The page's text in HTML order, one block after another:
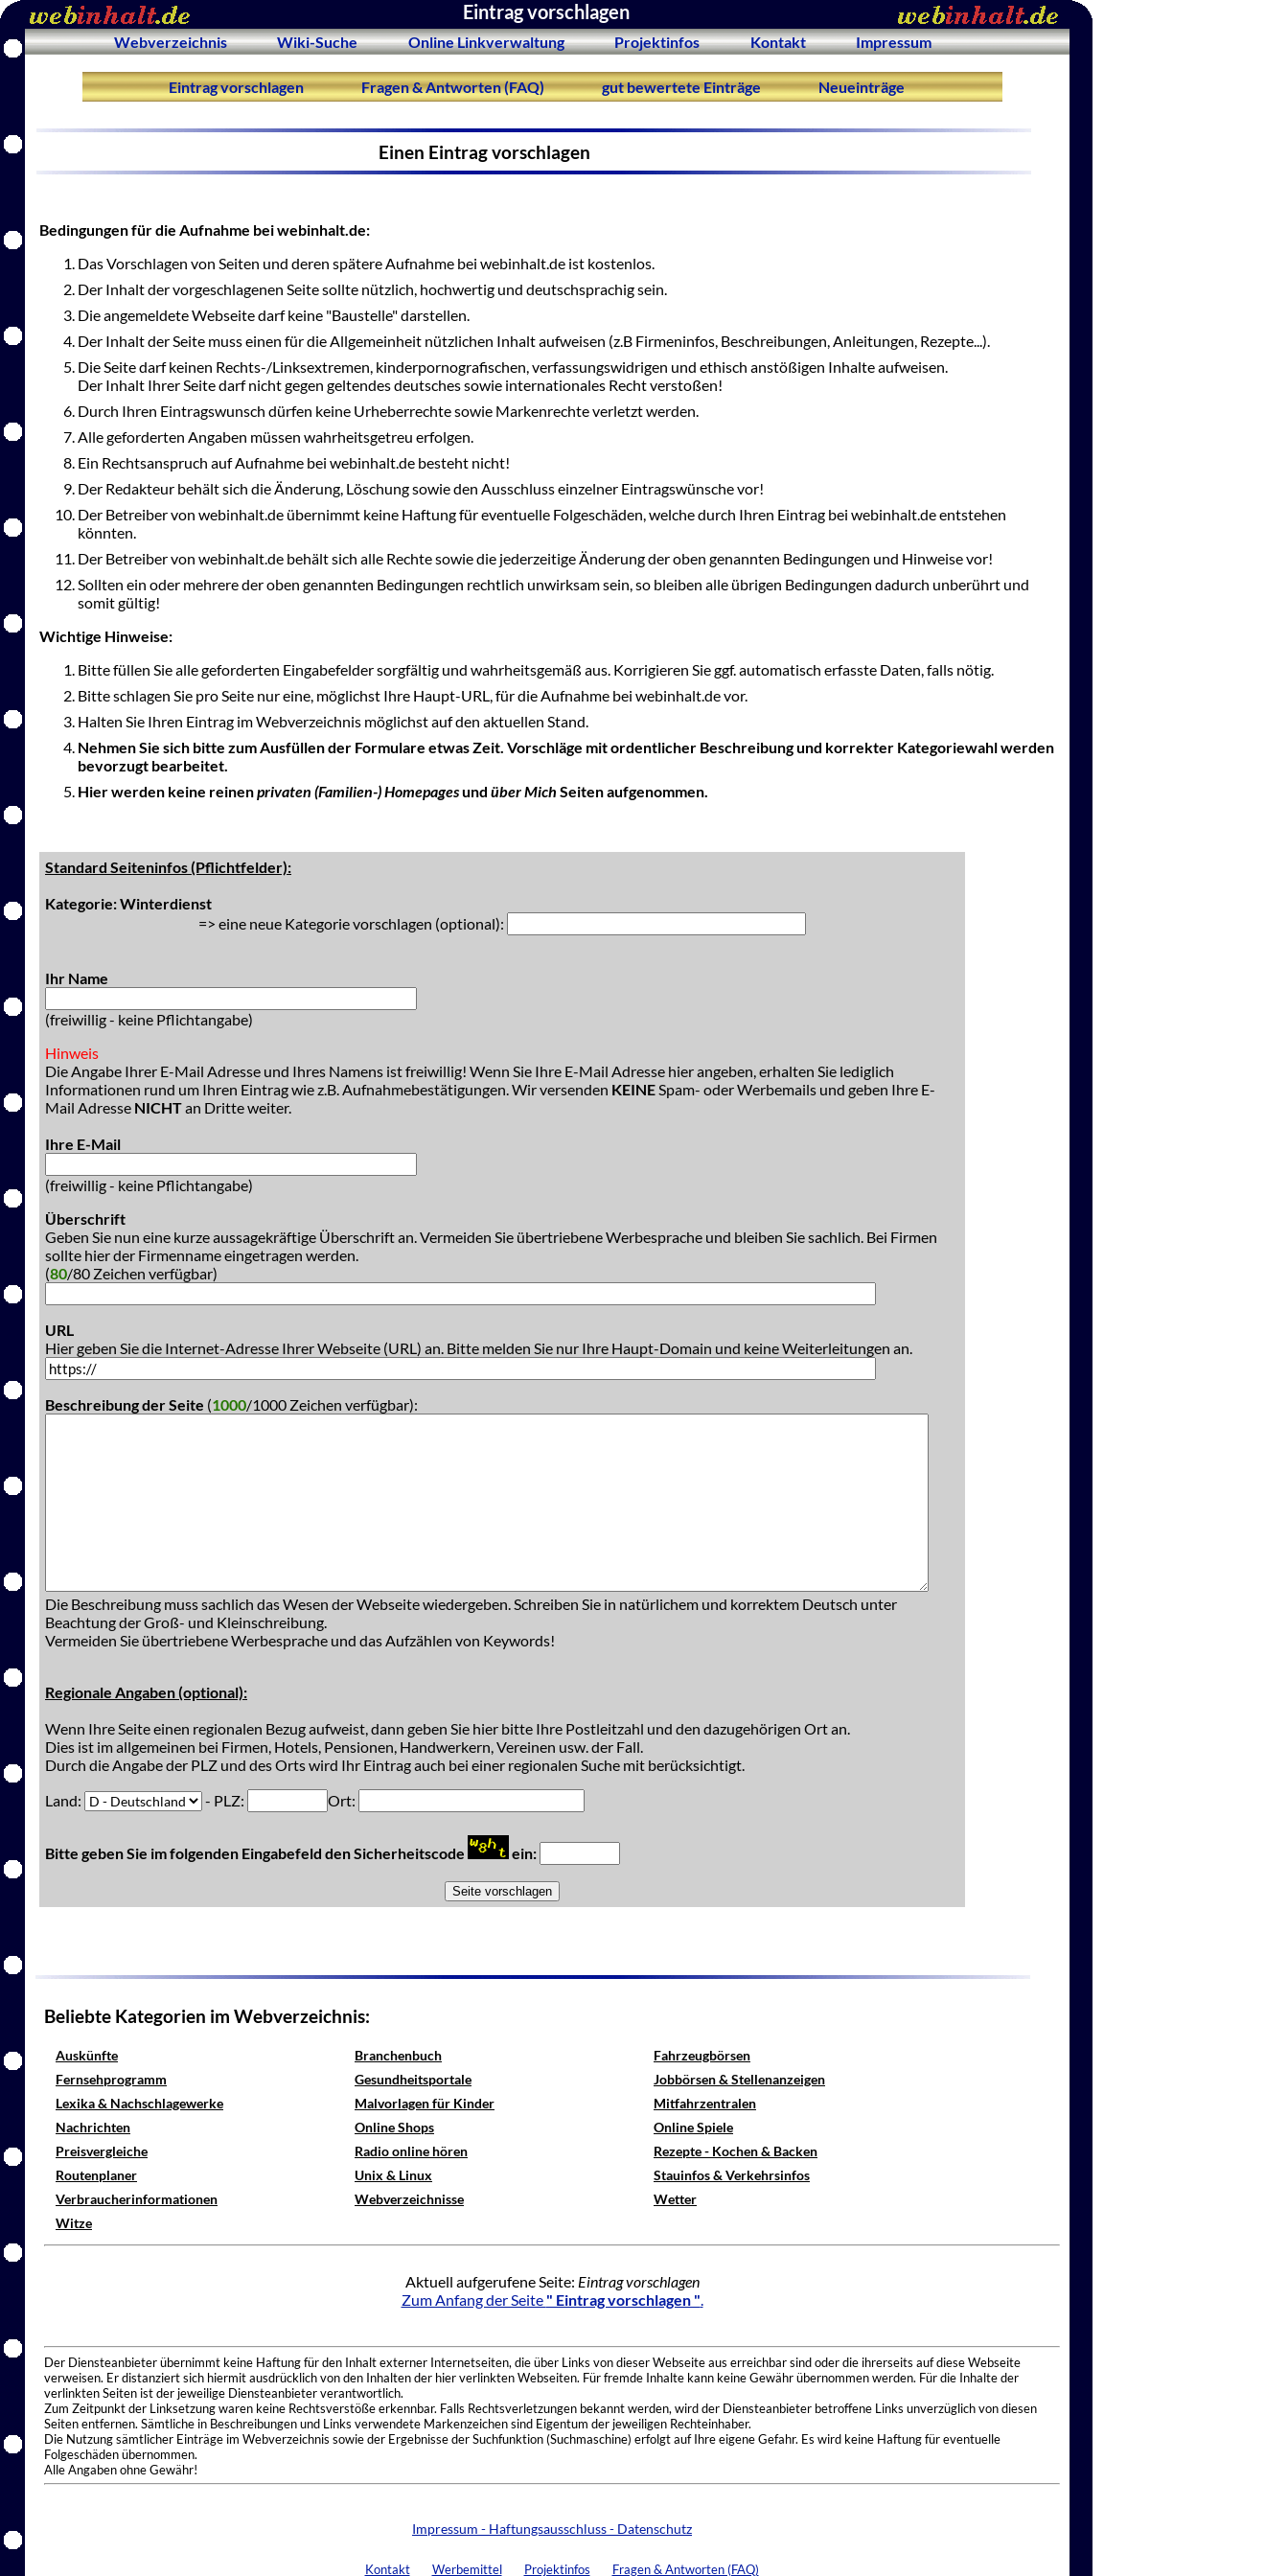
Eintrag vorschlagen
Webverzeichnis Wiki-Suche Online Linkverwaltung Projektinfos Kontakt Impressum
Eintrag vorschlagen Fragen & Antworten (FAQ) gut bewertete Einträge Neueinträge
Einen Eintrag vorschlagen
Bedingungen für die Aufnahme bei webinhalt.de:
Das Vorschlagen von Seiten und deren spätere Aufnahme bei webinhalt.de ist kostenlos.
Der Inhalt der vorgeschlagenen Seite sollte nützlich, hochwertig und deutschsprachig sein.
Die angemeldete Webseite darf keine "Baustelle" darstellen.
Der Inhalt der Seite muss einen für die Allgemeinheit nützlichen Inhalt aufweisen (z.B Firmeninfos, Beschreibungen, Anleitungen, Rezepte...).
Die Seite darf keinen Rechts-/Linksextremen, kinderpornografischen, verfassungswidrigen und ethisch anstößigen Inhalte aufweisen.
Der Inhalt Ihrer Seite darf nicht gegen geltendes deutsches sowie internationales Recht verstoßen!
Durch Ihren Eintragswunsch dürfen keine Urheberrechte sowie Markenrechte verletzt werden.
Alle geforderten Angaben müssen wahrheitsgetreu erfolgen.
Ein Rechtsanspruch auf Aufnahme bei webinhalt.de besteht nicht!
Der Redakteur behält sich die Änderung, Löschung sowie den Ausschluss einzelner Eintragswünsche vor!
Der Betreiber von webinhalt.de übernimmt keine Haftung für eventuelle Folgeschäden, welche durch Ihren Eintrag bei webinhalt.de entstehen
könnten.
Der Betreiber von webinhalt.de behält sich alle Rechte sowie die jederzeitige Änderung der oben genannten Bedingungen und Hinweise vor!
Sollten ein oder mehrere der oben genannten Bedingungen rechtlich unwirksam sein, so bleiben alle übrigen Bedingungen dadurch unberührt und
somit gültig!
Wichtige Hinweise:
Bitte füllen Sie alle geforderten Eingabefelder sorgfältig und wahrheitsgemäß aus. Korrigieren Sie ggf. automatisch erfasste Daten, falls nötig.
Bitte schlagen Sie pro Seite nur eine, möglichst Ihre Haupt-URL, für die Aufnahme bei webinhalt.de vor.
Halten Sie Ihren Eintrag im Webverzeichnis möglichst auf den aktuellen Stand.
Nehmen Sie sich bitte zum Ausfüllen der Formulare etwas Zeit. Vorschläge mit ordentlicher Beschreibung und korrekter Kategoriewahl werden
bevorzugt bearbeitet.
Hier werden keine reinenprivaten (Familien-) Homepagesund über Mich Seiten aufgenommen.
Standard Seiteninfos (Pflichtfelder):
Kategorie: Winterdienst
=> eine neue Kategorie vorschlagen (optional):
Ihr Name
(freiwillig - keine Pflichtangabe)
Hinweis
Die Angabe Ihrer E-Mail Adresse und Ihres Namens ist freiwillig! Wenn Sie Ihre E-Mail Adresse hier angeben, erhalten Sie lediglich
Informationen rund um Ihren Eintrag wie z.B. Aufnahmebestätigungen. Wir versenden KEINESpam- oder Werbemails und geben Ihre E-
Mail Adresse NICHTan Dritte weiter.
Ihre E-Mail
(freiwillig - keine Pflichtangabe)
Überschrift
Geben Sie nun eine kurze aussagekräftige Überschrift an. Vermeiden Sie übertriebene Werbesprache und bleiben Sie sachlich. Bei Firmen
sollte hier der Firmenname eingetragen werden.
(80/80 Zeichen verfügbar)
URL
Hier geben Sie die Internet-Adresse Ihrer Webseite (URL) an. Bitte melden Sie nur Ihre Haupt-Domain und keine Weiterleitungen an.
Beschreibung der Seite (1000/1000 Zeichen verfügbar):
Die Beschreibung muss sachlich das Wesen der Webseite wiedergeben. Schreiben Sie in natürlichem und korrektem Deutsch unter
Beachtung der Groß- und Kleinschreibung.
Vermeiden Sie übertriebene Werbesprache und das Aufzählen von Keywords!
Regionale Angaben (optional):
Wenn Ihre Seite einen regionalen Bezug aufweist, dann geben Sie hier bitte Ihre Postleitzahl und den dazugehörigen Ort an.
Dies ist im allgemeinen bei Firmen, Hotels, Pensionen, Handwerkern, Vereinen usw. der Fall.
Durch die Angabe der PLZ und des Orts wird Ihr Eintrag auch bei einer regionalen Suche mit berücksichtigt.
Land:
- PLZ: Ort:
Bitte geben Sie im folgenden Eingabefeld den Sicherheitscode ein:
Beliebte Kategorien im Webverzeichnis:
Auskünfte Branchenbuch
Fahrzeugbörsen
Fernsehprogramm
Gesundheitsportale
Jobbörsen & Stellenanzeigen
Lexika & Nachschlagewerke
Malvorlagen für Kinder
Mitfahrzentralen
Nachrichten
Online Shops
Online Spiele
Preisvergleiche
Radio online hören
Rezepte - Kochen & Backen
Routenplaner
Unix & Linux
Stauinfos & Verkehrsinfos
Verbraucherinformationen
Webverzeichnisse
Wetter
Witze
Aktuell aufgerufene Seite: Eintrag vorschlagen
Zum Anfang der Seite " Eintrag vorschlagen ".
Der Diensteanbieter übernimmt keine Haftung für den Inhalt externer Internetseiten, die über Links von dieser Webseite aus erreichbar sind oder die ihrerseits auf diese Webseite
verweisen. Er distanziert sich hiermit ausdrücklich von den Inhalten der hier verlinkten Webseiten. Für fremde Inhalte kann keine Gewähr übernommen werden. Für die Inhalte der
verlinkten Seiten ist der jeweilige Diensteanbieter verantwortlich.
Zum Zeitpunkt der Linksetzung waren keine Rechtsverstöße erkennbar. Falls Rechtsverletzungen bekannt werden, wird der Diensteanbieter betroffene Links unverzüglich von diesen
Seiten entfernen. Sämtliche in Beschreibungen und Links verwendete Markenzeichen sind Eigentum der jeweiligen Rechteinhaber.
Die Nutzung sämtlicher Einträge im Webverzeichnis sowie der Ergebnisse der Suchfunktion (Suchmaschine) erfolgt auf Ihre eigene Gefahr. Es wird keine Haftung für eventuelle
Folgeschäden übernommen.
Alle Angaben ohne Gewähr!
Impressum - Haftungsausschluss - Datenschutz
Kontakt Werbemittel Projektinfos Fragen & Antworten (FAQ)